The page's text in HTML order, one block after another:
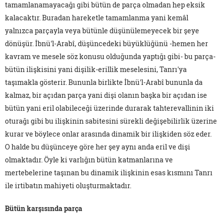
tamamlanamayacağı gibi bütün de parça olmadan hep eksik
kalacaktır. Buradan hareketle tamamlanma yani kemâl
yalnızca parçayla veya bütünle düşünülemeyecek bir şeye
dönüşür. İbnü'l-Arabî, düşüncedeki büyüklüğünü -hemen her
kavram ve mesele söz konusu olduğunda yaptığı gibi- bu parça-
bütün ilişkisini yani dişilik-erillik meselesini, Tanrı'ya
taşımakla gösterir. Bununla birlikte İbnü'l-Arabî bununla da
kalmaz, bir açıdan parça yani dişi olanın başka bir açıdan ise
bütün yani eril olabileceği üzerinde durarak tahterevallinin iki
oturağı gibi bu ilişkinin sabitesini sürekli değişebilirlik üzerine
kurar ve böylece onlar arasında dinamik bir ilişkiden söz eder.
O halde bu düşünceye göre her şey aynı anda eril ve dişi
olmaktadır. Öyle ki varlığın bütün katmanlarına ve
mertebelerine taşınan bu dinamik ilişkinin esas kısmını Tanrı
ile irtibatın mahiyeti oluşturmaktadır.
Bütün karşısında parça